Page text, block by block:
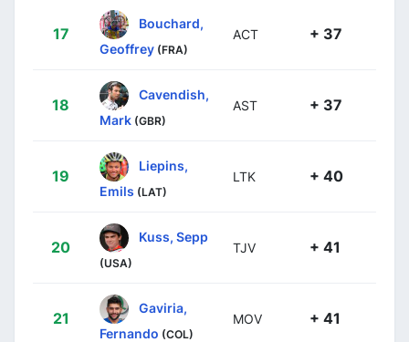
17
Bouchard,
Geoffrey (FRA)
ACT + 37
18
Cavendish,
Mark (GBR)
AST + 37
19
Liepins,
Emils (LAT)
LTK + 40
20
Kuss, Sepp
(USA)
TJV + 41
21
Gaviria,
Fernando (COL)
MOV + 41